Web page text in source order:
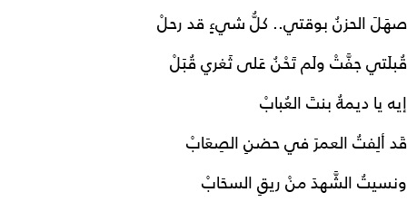
صهَلَ الحزنُ بوقتي.. كلُّ شيءٍ قد رحلْ
قُبلَتي جفَّتْ ولَم تَحْنُ عَلى ثَغري قُبَلْ
إيه يا ديمةُ بنتَ العُبابْ
قَد ألِفتُ العمرَ في حضنِ الصِعَابْ
ونسيتُ الشَّهدَ منْ ريقِ السحَابْ